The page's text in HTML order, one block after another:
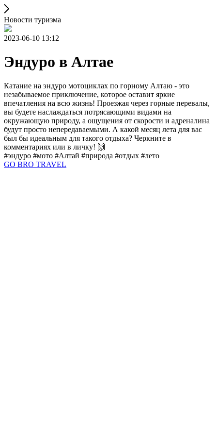
Новости туризма
2023-06-10 13:12
Эндуро в Алтае
Катание на эндуро мотоциклах по горному Алтаю - это
незабываемое приключение, которое оставит яркие
впечатления на всю жизнь! Проезжая через горные перевалы,
вы будете наслаждаться потрясающими видами на
окружающую природу, а ощущения от скорости и адреналина
будут просто непередаваемыми. А какой месяц лета для вас
был бы идеальным для такого отдыха? Черкните в
комментариях или в личку! 🙌
#эндуро #мото #Алтай #природа #отдых #лето
GO BRO TRAVEL